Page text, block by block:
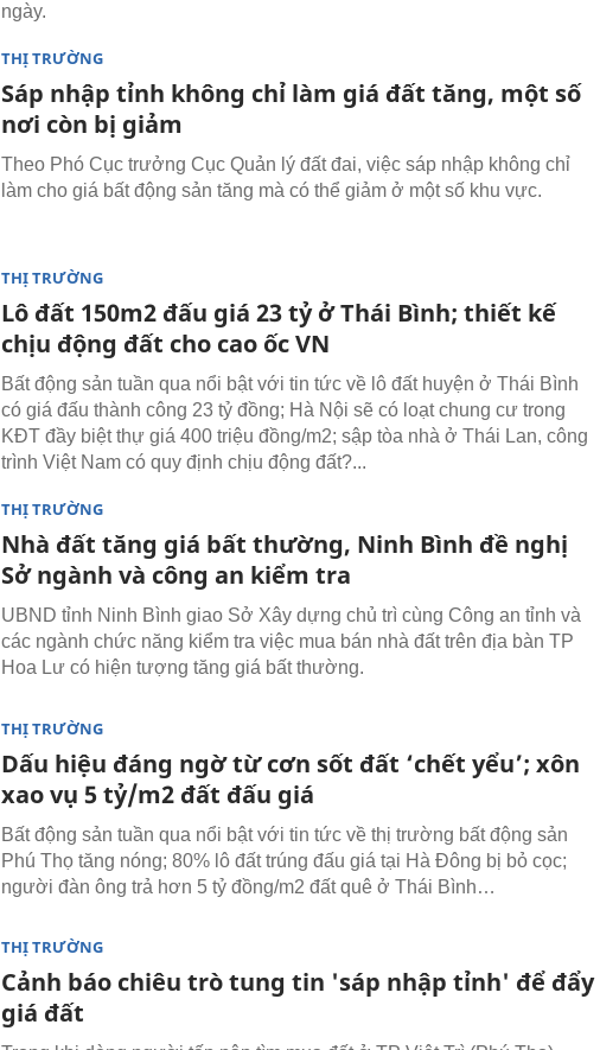
ngày.
THỊ TRƯỜNG
Sáp nhập tỉnh không chỉ làm giá đất tăng, một số
nơi còn bị giảm
Theo Phó Cục trưởng Cục Quản lý đất đai, việc sáp nhập không chỉ
làm cho giá bất động sản tăng mà có thể giảm ở một số khu vực.
THỊ TRƯỜNG
Lô đất 150m2 đấu giá 23 tỷ ở Thái Bình; thiết kế
chịu động đất cho cao ốc VN
Bất động sản tuần qua nổi bật với tin tức về lô đất huyện ở Thái Bình
có giá đấu thành công 23 tỷ đồng; Hà Nội sẽ có loạt chung cư trong
KĐT đầy biệt thự giá 400 triệu đồng/m2; sập tòa nhà ở Thái Lan, công
trình Việt Nam có quy định chịu động đất?...
THỊ TRƯỜNG
Nhà đất tăng giá bất thường, Ninh Bình đề nghị
Sở ngành và công an kiểm tra
UBND tỉnh Ninh Bình giao Sở Xây dựng chủ trì cùng Công an tỉnh và
các ngành chức năng kiểm tra việc mua bán nhà đất trên địa bàn TP
Hoa Lư có hiện tượng tăng giá bất thường.
THỊ TRƯỜNG
Dấu hiệu đáng ngờ từ cơn sốt đất ‘chết yểu’; xôn
xao vụ 5 tỷ/m2 đất đấu giá
Bất động sản tuần qua nổi bật với tin tức về thị trường bất động sản
Phú Thọ tăng nóng; 80% lô đất trúng đấu giá tại Hà Đông bị bỏ cọc;
người đàn ông trả hơn 5 tỷ đồng/m2 đất quê ở Thái Bình…
THỊ TRƯỜNG
Cảnh báo chiêu trò tung tin 'sáp nhập tỉnh' để đẩy
giá đất